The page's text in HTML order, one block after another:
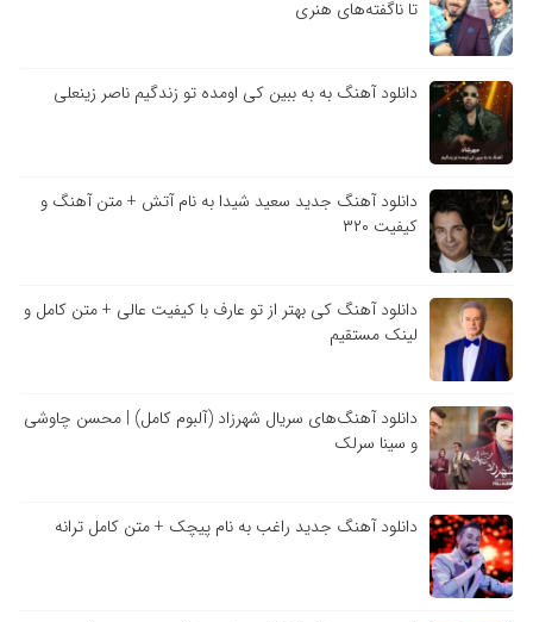
تا ناگفته‌های هنری
دانلود آهنگ به به ببین کی اومده تو زندگیم ناصر زینعلی
دانلود آهنگ جدید سعید شیدا به نام آتش + متن آهنگ و
کیفیت ۳۲۰
دانلود آهنگ کی بهتر از تو عارف با کیفیت عالی + متن کامل و
لینک مستقیم
دانلود آهنگ‌های سریال شهرزاد (آلبوم کامل) | محسن چاوشی
و سینا سرلک
دانلود آهنگ جدید راغب به نام پیچک + متن کامل ترانه